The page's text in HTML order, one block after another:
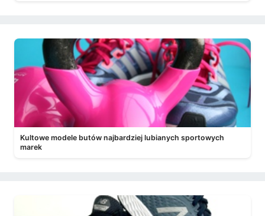
Kultowe modele butów najbardziej lubianych sportowych
marek